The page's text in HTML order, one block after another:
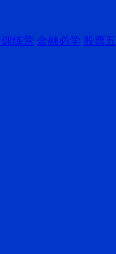
练营 金融必学 股票